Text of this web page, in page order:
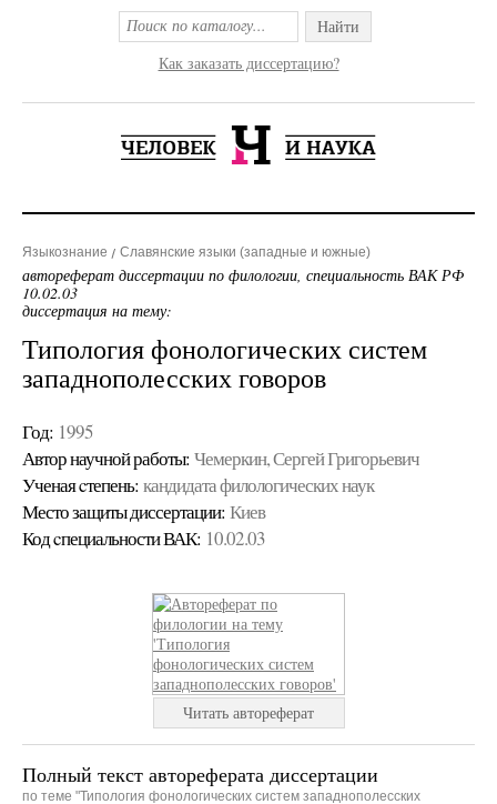
Найти
Как заказать диссертацию?
Языкознание Славянские языки (западные и южные)
автореферат диссертации по филологии, специальность ВАК РФ
10.02.03
диссертация на тему:
Типология фонологических систем
западнополесских говоров
Год: 1995
Автор научной работы: Чемеркин, Сергей Григорьевич
Ученая cтепень: кандидата филологических наук
Место защиты диссертации: Киев
Код cпециальности ВАК: 10.02.03
Читать автореферат
Полный текст автореферата диссертации
по теме "Типология фонологических систем западнополесских